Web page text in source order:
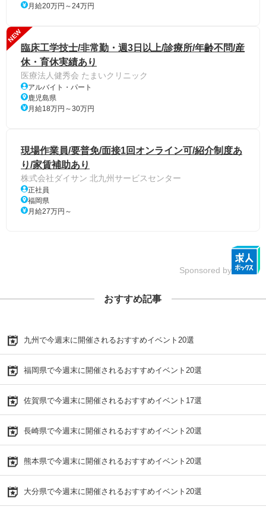
月給20万円～24万円
NEW
臨床工学技士/非常勤・週3日以上/診療所/年齢不問/産
休・育休実績あり
医療法人健秀会 たまいクリニック
アルバイト・パート
鹿児島県
月給18万円～30万円
現場作業員/要普免/面接1回オンライン可/紹介制度あ
り/家賃補助あり
株式会社ダイサン 北九州サービスセンター
正社員
福岡県
月給27万円～
Sponsored by
おすすめ記事
九州で今週末に開催されるおすすめイベント20選
福岡県で今週末に開催されるおすすめイベント20選
佐賀県で今週末に開催されるおすすめイベント17選
長崎県で今週末に開催されるおすすめイベント20選
熊本県で今週末に開催されるおすすめイベント20選
大分県で今週末に開催されるおすすめイベント20選